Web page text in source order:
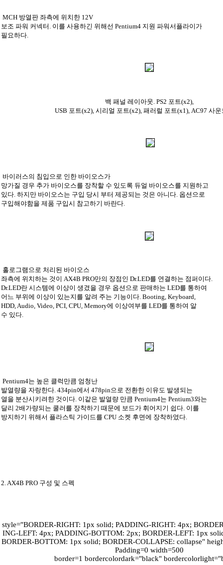
MCH 방열판 좌측에 위치한 12V
보조 파워 커넥터. 이를 사용하긴 위해선 Pentium4 지원 파워서플라이가
필요하다.
백 패널 레이아웃. PS2 포트(x2),
USB 포트(x2), 시리얼 포트(x2), 패러럴 포트(x1), AC97 사
바이러스의 침입으로 인한 바이오스가
망가질 경우 추가 바이오스를 장착할 수 있도록 듀얼 바이오스를 지원하고
있다. 하지만 바이오스는 구입 당시 부터 제공되는 것은 아니다. 옵션으로
구입해야함을 제품 구입시 참고하기 바란다.
홀로그램으로 처리된 바이오스
좌측에 위치하는 것이 AX4B PRO만의 장점인 Dr.LED를 연결하는 점퍼이다.
Dr.LED란 시스템에 이상이 생겼을 경우 옵션으로 판매하는 LED를 통하여
어느 부위에 이상이 있는지를 알려 주는 기능이다. Booting, Keyboard,
HDD, Audio, Video, PCI, CPU, Memory에 이상여부를 LED를 통하여 알
수 있다.
Pentium4는 높은 클럭만큼 엄청난
발열량을 자랑한다. 434pin에서 478pin으로 전환한 이유도 발생되는
열을 분산시키려한 것이다. 이같은 발열량 만큼 Pentium4는 Pentium3와는
달리 2배가량되는 쿨러를 장착하기 때문에 보드가 휘어지기 쉽다. 이를
방지하기 위해서 플라스틱 가이드를 CPU 소켓 후면에 장착하였다.
2. AX4B PRO 구성 및 스펙
style="BORDER-RIGHT: 1px solid; PADDING-RIGHT: 4px;
ING-LEFT: 4px; PADDING-BOTTOM: 2px; BORDER-LEFT: 1px
BORDER-BOTTOM: 1px solid; BORDER-COLLAPSE: collapse"
Padding=0 width=500
border=1 bordercolordark="black"